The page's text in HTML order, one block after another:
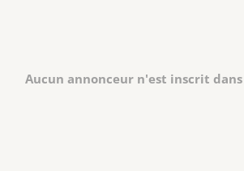
Aucun annonceur n'est inscrit